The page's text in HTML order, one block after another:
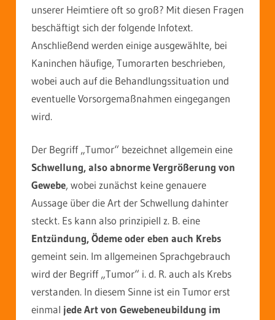
unserer Heimtiere oft so groß? Mit diesen Fragen
beschäftigt sich der folgende Infotext.
Anschließend werden einige ausgewählte, bei
Kaninchen häufige, Tumorarten beschrieben,
wobei auch auf die Behandlungssituation und
eventuelle Vorsorgemaßnahmen eingegangen
wird.
Der Begriff „Tumor“ bezeichnet allgemein eine
Schwellung, also abnorme Vergrößerung von
Gewebe, wobei zunächst keine genauere
Aussage über die Art der Schwellung dahinter
steckt. Es kann also prinzipiell z. B. eine
Entzündung, Ödeme oder eben auch Krebs
gemeint sein. Im allgemeinen Sprachgebrauch
wird der Begriff „Tumor“ i. d. R. auch als Krebs
verstanden. In diesem Sinne ist ein Tumor erst
einmal jede Art von Gewebeneubildung im